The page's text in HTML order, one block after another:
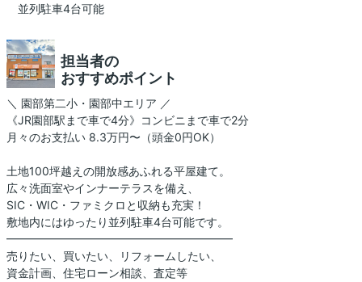
並列駐車4台可能
担当者の
おすすめポイント
＼ 園部第二小・園部中エリア ／
《JR園部駅まで車で4分》コンビニまで車で2分
月々のお支払い 8.3万円〜（頭金0円OK）
土地100坪越えの開放感あふれる平屋建て。
広々洗面室やインナーテラスを備え、
SIC・WIC・ファミクロと収納も充実！
敷地内にはゆったり並列駐車4台可能です。
━━━━━━━━━━━━━━━━━━━━
売りたい、買いたい、リフォームしたい、
資金計画、住宅ローン相談、査定等